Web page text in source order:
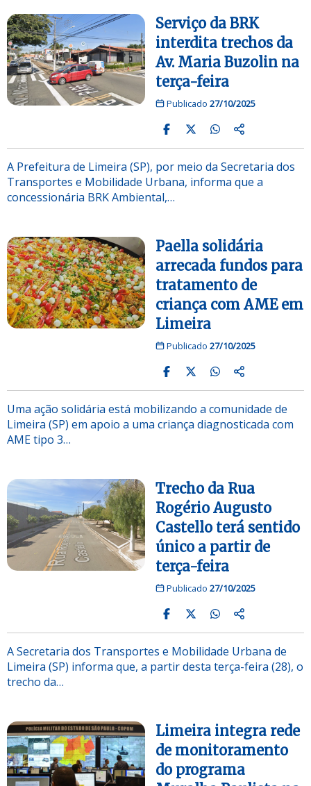
Serviço da BRK
interdita trechos da
Av. Maria Buzolin na
terça-feira
Publicado 27/10/2025
A Prefeitura de Limeira (SP), por meio da Secretaria dos
Transportes e Mobilidade Urbana, informa que a
concessionária BRK Ambiental,…
Paella solidária
arrecada fundos para
tratamento de
criança com AME em
Limeira
Publicado 27/10/2025
Uma ação solidária está mobilizando a comunidade de
Limeira (SP) em apoio a uma criança diagnosticada com
AME tipo 3…
Trecho da Rua
Rogério Augusto
Castello terá sentido
único a partir de
terça-feira
Publicado 27/10/2025
A Secretaria dos Transportes e Mobilidade Urbana de
Limeira (SP) informa que, a partir desta terça-feira (28), o
trecho da…
Limeira integra rede
de monitoramento
do programa